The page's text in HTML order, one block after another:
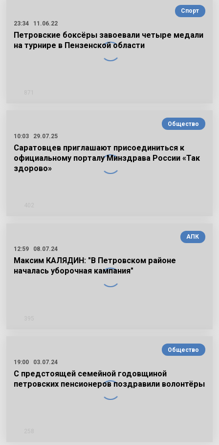
Спорт
23:34
11.06.22
Петровские боксёры завоевали четыре медали
на турнире в Пензенской области
Общество
10:03
29.07.25
Саратовцев приглашают присоединиться к
официальному порталу Минздрава России «Так
здорово»
АПК
12:59
08.07.24
Максим КАЛЯДИН: "В Петровском районе
началась уборочная кампания"
Общество
19:00
03.07.24
С предстоящей семейной годовщиной
петровских пенсионеров поздравили волонтёры